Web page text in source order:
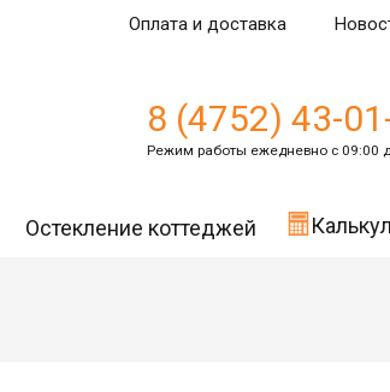
Оплата и доставка
8 (4752) 43-
Режим работы ежедневно с 09:00
Остекление коттеджей